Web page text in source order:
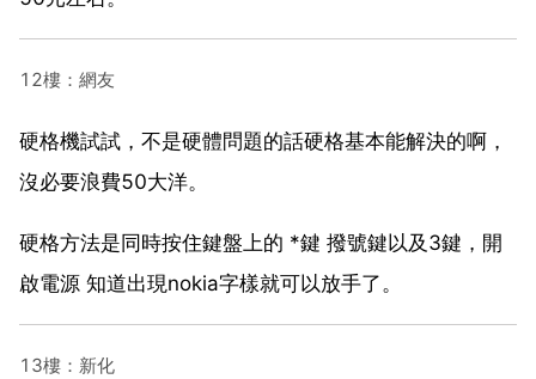
12樓：網友
硬格機試試，不是硬體問題的話硬格基本能解決的啊，
沒必要浪費50大洋。
硬格方法是同時按住鍵盤上的 *鍵 撥號鍵以及3鍵，開
啟電源 知道出現nokia字樣就可以放手了。
13樓：新化